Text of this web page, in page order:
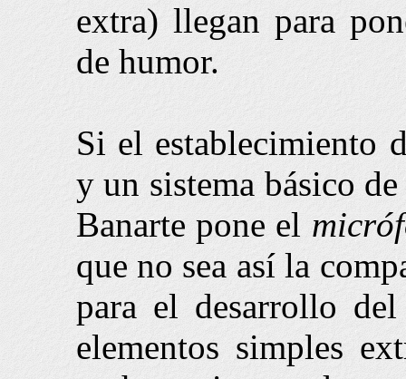
extra) llegan para
de humor.
Si el establecimiento
y un sistema básico
Banarte pone el
que no sea así la
para el desarrollo
elementos simples